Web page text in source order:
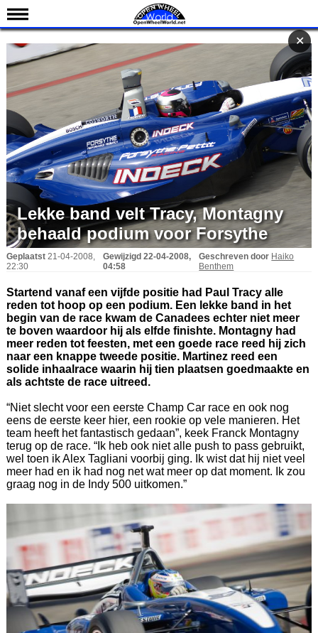
Nieuws
Kalender
Uitslagen
Standen
Coureurs
Teams
IndyCar 101
Indy 500
English
Lekke band velt Tracy, Montagny
behaald podium voor Forsythe
Geplaatst 21-04-2008,
22:30
Gewijzigd 22-04-2008,
04:58
Geschreven door Haiko
Benthem
Startend vanaf een vijfde positie had Paul Tracy alle
reden tot hoop op een podium. Een lekke band in het
begin van de race kwam de Canadees echter niet meer
te boven waardoor hij als elfde finishte. Montagny had
meer reden tot feesten, met een goede race reed hij zich
naar een knappe tweede positie. Martinez reed een
solide inhaalrace waarin hij tien plaatsen goedmaakte en
als achtste de race uitreed.
“Niet slecht voor een eerste Champ Car race en ook nog
eens de eerste keer hier, een rookie op vele manieren. Het
team heeft het fantastisch gedaan”, keek Franck Montagny
terug op de race. “Ik heb ook niet alle push to pass gebruikt,
wel toen ik Alex Tagliani voorbij ging. Ik wist dat hij niet veel
meer had en ik had nog net wat meer op dat moment. Ik zou
graag nog in de Indy 500 uitkomen.”
✕
✕